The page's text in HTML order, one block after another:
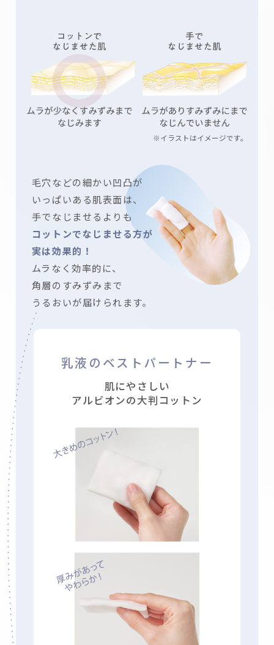
※イラストはイメージです。
毛穴などの細かい凹凸が
いっぱいある肌表面は、
手でなじませるよりも
コットンでなじませる方が
実は効果的！
ムラなく効率的に、
角層のすみずみまで
うるおいが届けられます。
乳液のベストパートナー
肌にやさしい
アルビオンの大判コットン